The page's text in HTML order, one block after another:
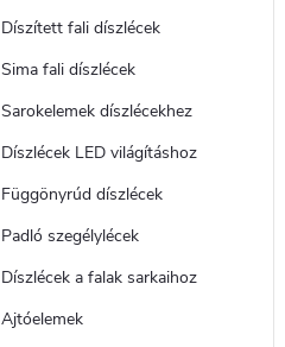
Díszített fali díszlécek
Sima fali díszlécek
Sarokelemek díszlécekhez
Díszlécek LED világításhoz
Függönyrúd díszlécek
Padló szegélylécek
Díszlécek a falak sarkaihoz
Ajtóelemek